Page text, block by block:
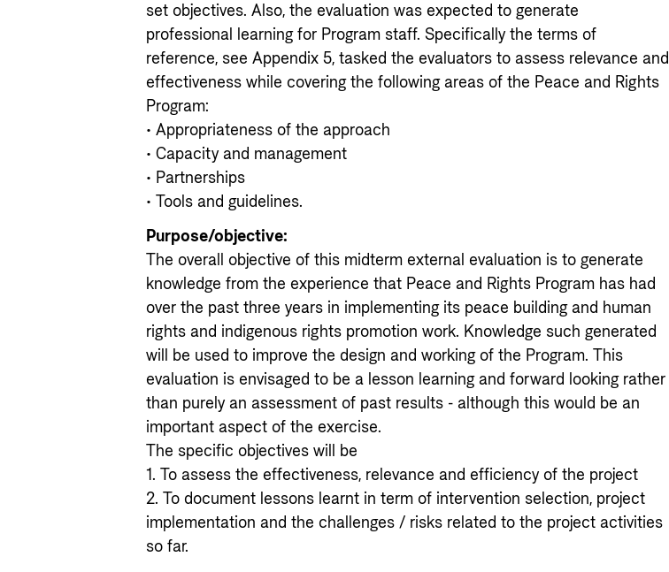
set objectives. Also, the evaluation was expected to generate
professional learning for Program staff. Specifically the terms of
reference, see Appendix 5, tasked the evaluators to assess relevance and
effectiveness while covering the following areas of the Peace and Rights
Program:
• Appropriateness of the approach
• Capacity and management
• Partnerships
• Tools and guidelines.
Purpose/objective:
The overall objective of this midterm external evaluation is to generate
knowledge from the experience that Peace and Rights Program has had
over the past three years in implementing its peace building and human
rights and indigenous rights promotion work. Knowledge such generated
will be used to improve the design and working of the Program. This
evaluation is envisaged to be a lesson learning and forward looking rather
than purely an assessment of past results - although this would be an
important aspect of the exercise.
The specific objectives will be
1. To assess the effectiveness, relevance and efficiency of the project
2. To document lessons learnt in term of intervention selection, project
implementation and the challenges / risks related to the project activities
so far.